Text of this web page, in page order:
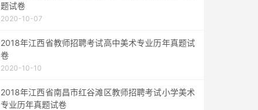
题试卷
2020-10-07
2018年江西省教师招聘考试高中美术专业历年真题试
卷
2020-10-10
2018年江西省南昌市红谷滩区教师招聘考试小学美术
专业历年真题试卷